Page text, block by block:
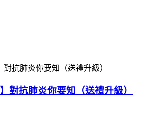
對抗肺炎你要知（送禮升級）